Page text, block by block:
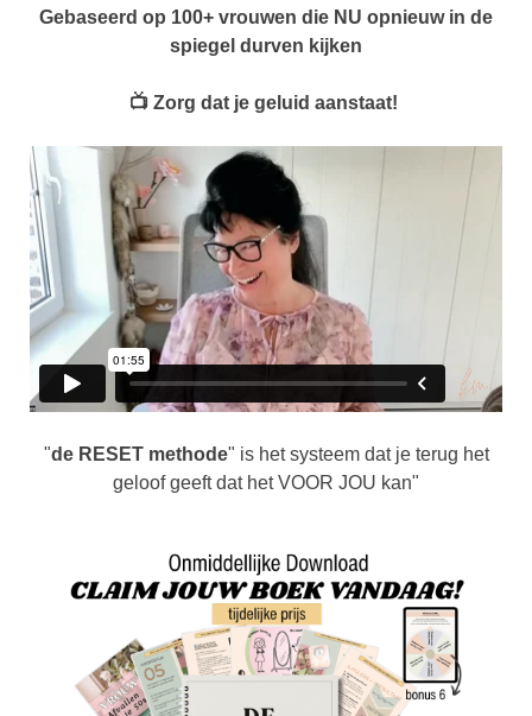
Gebaseerd op 100+ vrouwen die NU opnieuw in de
spiegel durven kijken
📺 Zorg dat je geluid aanstaat!
"de RESET methode" is het systeem dat je terug het
geloof geeft dat het VOOR JOU kan"